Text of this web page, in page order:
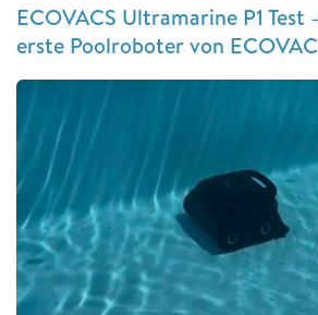
ECOVACS Ultramarine P1
erste Poolroboter von